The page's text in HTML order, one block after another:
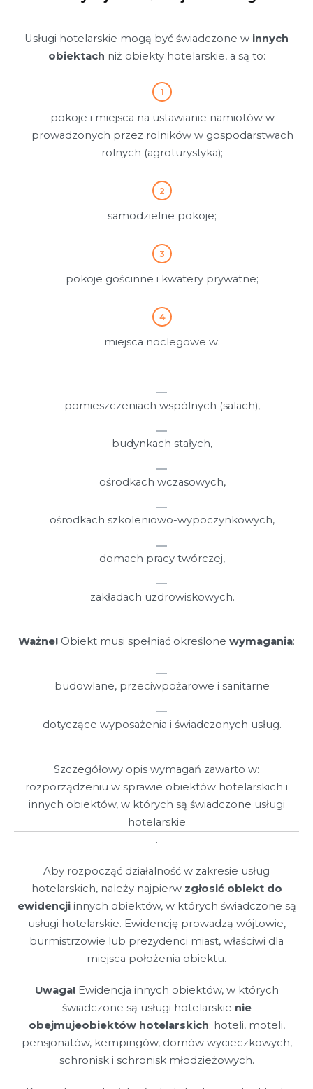
Usługi hotelarskie mogą być świadczone w innych
obiektach niż obiekty hotelarskie, a są to:
pokoje i miejsca na ustawianie namiotów w
prowadzonych przez rolników w gospodarstwach
rolnych (agroturystyka);
samodzielne pokoje;
pokoje gościnne i kwatery prywatne;
miejsca noclegowe w:
pomieszczeniach wspólnych (salach),
budynkach stałych,
ośrodkach wczasowych,
ośrodkach szkoleniowo-wypoczynkowych,
domach pracy twórczej,
zakładach uzdrowiskowych.
Ważne! Obiekt musi spełniać określone wymagania:
budowlane, przeciwpożarowe i sanitarne
dotyczące wyposażenia i świadczonych usług.
Szczegółowy opis wymagań zawarto w:
rozporządzeniu w sprawie obiektów hotelarskich i
innych obiektów, w których są świadczone usługi
hotelarskie
.
Aby rozpocząć działalność w zakresie usług
hotelarskich, należy najpierw zgłosić obiekt do
ewidencjiinnych obiektów, w których świadczone są
usługi hotelarskie. Ewidencję prowadzą wójtowie,
burmistrzowie lub prezydenci miast, właściwi dla
miejsca położenia obiektu.
Uwaga!Ewidencja innych obiektów, w których
świadczone są usługi hotelarskie nie
obejmujeobiektów hotelarskich: hoteli, moteli,
pensjonatów, kempingów, domów wycieczkowych,
schronisk i schronisk młodzieżowych.